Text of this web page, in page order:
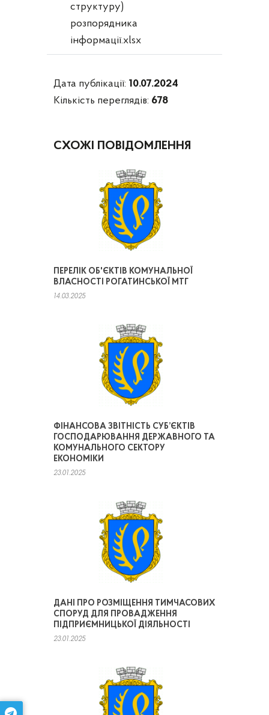
структуру)
розпорядника
інформації.xlsx
Дата публікації: 10.07.2024
Кількість переглядів: 678
СХОЖІ ПОВІДОМЛЕННЯ
ПЕРЕЛІК ОБ'ЄКТІВ КОМУНАЛЬНОЇ
ВЛАСНОСТІ РОГАТИНСЬКОЇ МТГ
14.03.2025
ФІНАНСОВА ЗВІТНІСТЬ СУБ’ЄКТІВ
ГОСПОДАРЮВАННЯ ДЕРЖАВНОГО ТА
КОМУНАЛЬНОГО СЕКТОРУ
ЕКОНОМІКИ
23.01.2025
ДАНІ ПРО РОЗМІЩЕННЯ ТИМЧАСОВИХ
СПОРУД ДЛЯ ПРОВАДЖЕННЯ
ПІДПРИЄМНИЦЬКОЇ ДІЯЛЬНОСТІ
23.01.2025